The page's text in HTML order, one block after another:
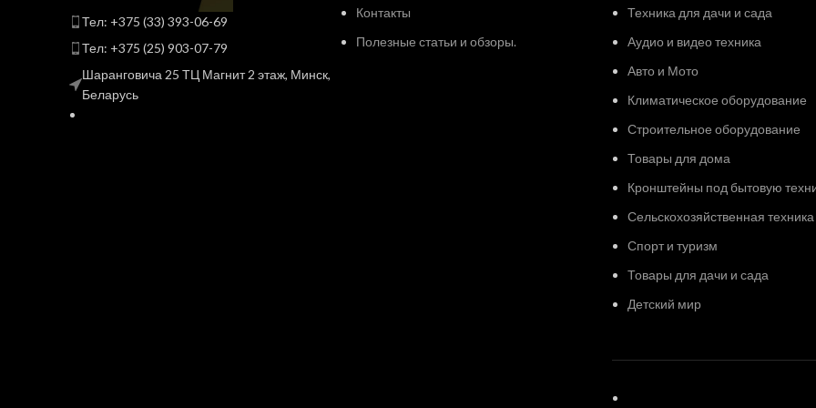
Тел: +375 (33) 393-06-69
Тел: +375 (25) 903-07-79
Шаранговича 25 ТЦ Магнит 2 этаж, Минск,
Беларусь
Контакты
Полезные статьи и обзоры.
Техника для дачи и сада
Аудио и видео техника
Авто и Мото
Климатическое оборудование
Строительное оборудование
Товары для дома
Кронштейны под бытовую
Сельскохозяйственная техника
Спорт и туризм
Товары для дачи и сада
Детский мир